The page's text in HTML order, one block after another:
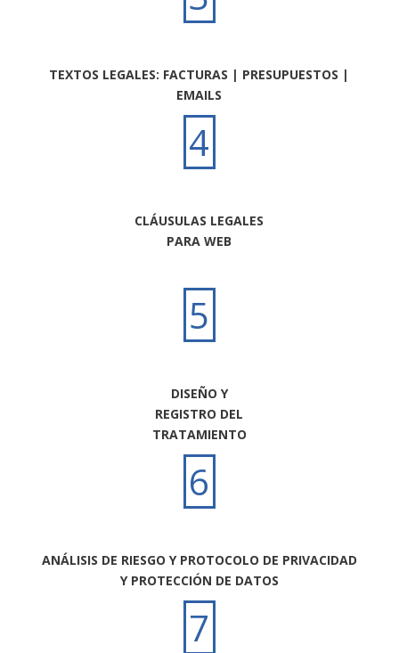
TEXTOS LEGALES: FACTURAS | PRESUPUESTOS |
EMAILS
4
CLÁUSULAS LEGALES
PARA WEB
5
DISEÑO Y
REGISTRO DEL
TRATAMIENTO
6
ANÁLISIS DE RIESGO Y PROTOCOLO DE PRIVACIDAD
Y PROTECCIÓN DE DATOS
7